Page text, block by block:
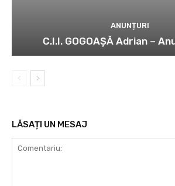
ANUNȚURI
C.I.I. GOGOAŞĂ Adrian –
LĂSAȚI UN MESAJ